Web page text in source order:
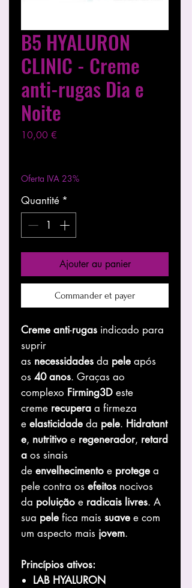
B5 HYALURON
CLINIC - Creme
anti-rugas Dia e
Noite
10,00 €
Oferta IVA 23%
Quantité *
Ajouter au panier
Commander et payer
Creme anti-rugas indicado para
suprir
as necessidades da pele após
os 40 anos. Graças ao
complexo Firming3D este
creme recupera a firmeza
e elasticidade da pele. Hidratant
e, nutritivo e regenerador, retard
a os sinais
de envelhecimento e protege a
pele contra os efeitos nocivos
da poluição e radicais livres. A
sua pele fica mais suave e com
um aspecto mais jovem.
Princípios ativos:
LAB HYALURON